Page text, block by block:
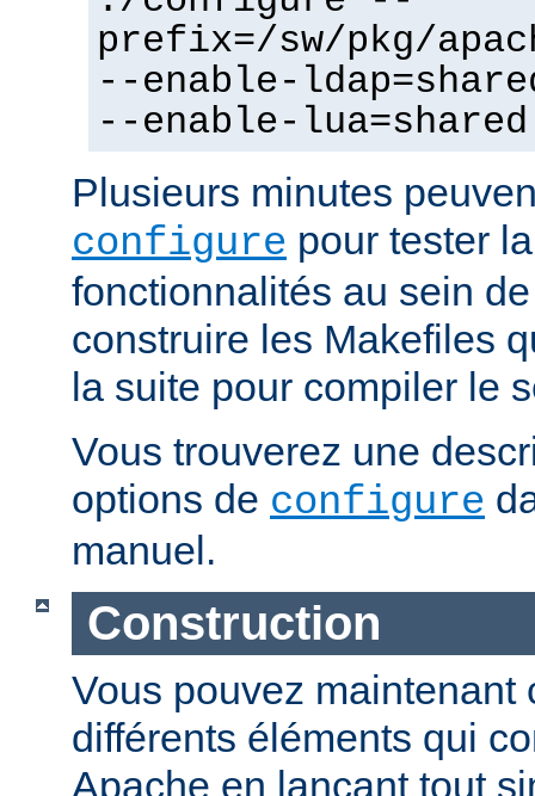
prefix=/sw/pkg/
--enable-
--enable-lua=shared
Plusieurs minutes
configure pour tester
fonctionnalités au sein
construire les Makefiles
la suite pour compiler le
Vous trouverez une
options de configure
manuel.
Construction
Vous pouvez maintenant
différents éléments qui
Apache en lançant tout